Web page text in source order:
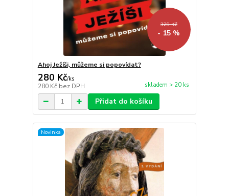
329 Kč
- 15 %
Ahoj Ježíši, můžeme si popovídat?
280 Kč/ks
280 Kč bez DPH skladem > 20 ks
Přidat do košíku
Novinka